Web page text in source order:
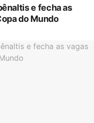
e fecha as
do Mundo